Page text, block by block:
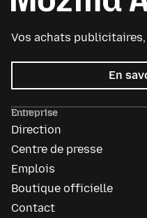
Vos achats
En
Entreprise
Direction
Centre de presse
Emplois
Boutique officielle
Contact